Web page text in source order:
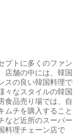
プトに多くのファン
店舗の中には、韓国
スの良い韓国料理で
々なスタイルの韓国
食品売り場では、自
ムチを購入すること
など近所のスーパー
料理チェーン店で